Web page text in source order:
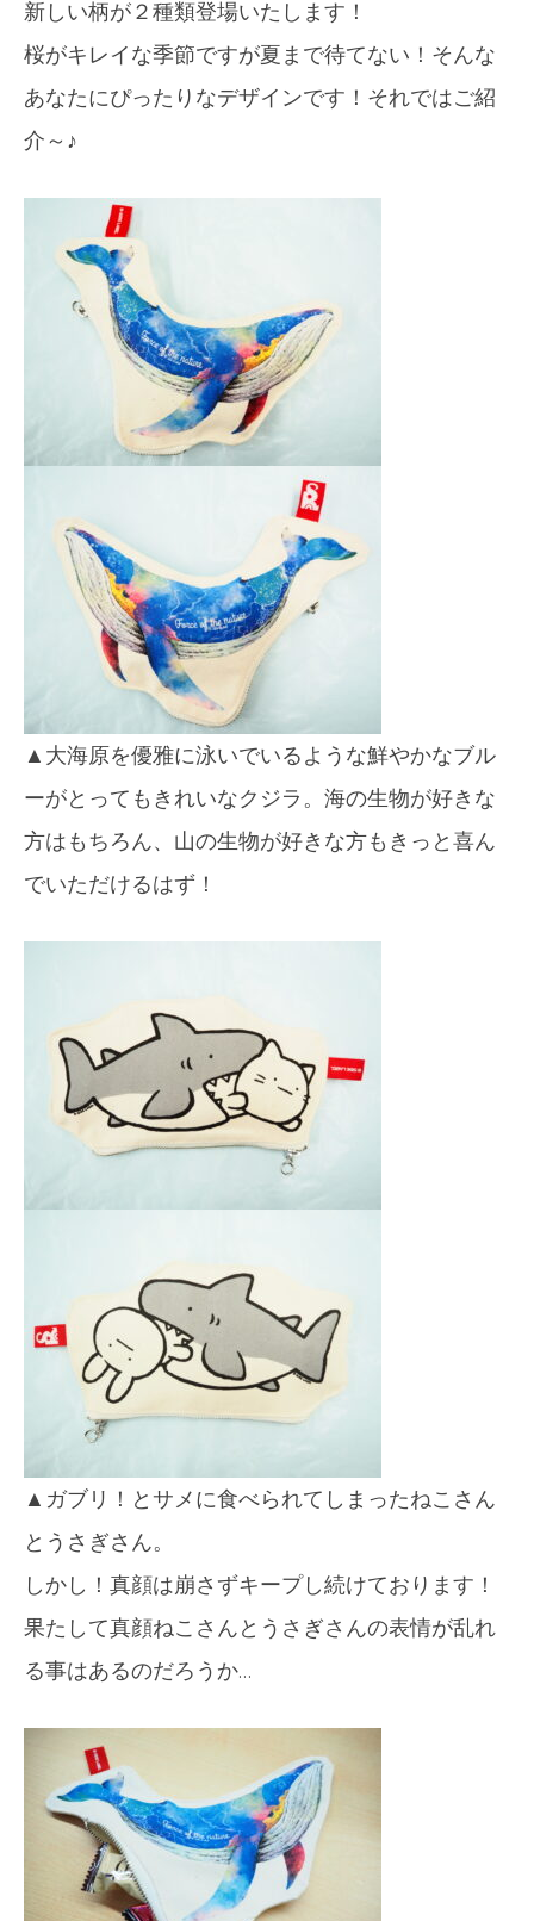
新しい柄が２種類登場いたします！
桜がキレイな季節ですが夏まで待てない！そんな
あなたにぴったりなデザインです！それではご紹
介～♪
▲大海原を優雅に泳いでいるような鮮やかなブル
ーがとってもきれいなクジラ。海の生物が好きな
方はもちろん、山の生物が好きな方もきっと喜ん
でいただけるはず！
▲ガブリ！とサメに食べられてしまったねこさん
とうさぎさん。
しかし！真顔は崩さずキープし続けております！
果たして真顔ねこさんとうさぎさんの表情が乱れ
る事はあるのだろうか…